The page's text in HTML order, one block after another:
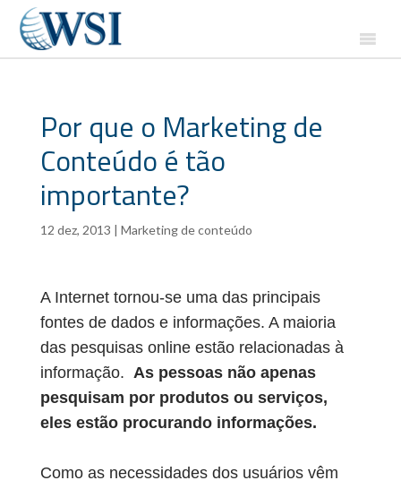
Por que o Marketing de
Conteúdo é tão
importante?
12 dez, 2013 | Marketing de conteúdo
A Internet tornou-se uma das principais
fontes de dados e informações. A maioria
das pesquisas online estão relacionadas à
informação. As pessoas não apenas
pesquisam por produtos ou serviços,
eles estão procurando informações.
Como as necessidades dos usuários vêm